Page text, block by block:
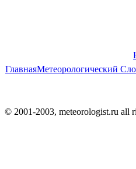
ГлавнаяМетеорологический
© 2001-2003, meteorologist.ru all